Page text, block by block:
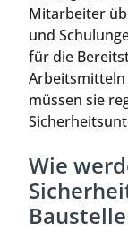
Mitarbeiter
und
für die
Arbeitsmitteln
müssen sie
Wie